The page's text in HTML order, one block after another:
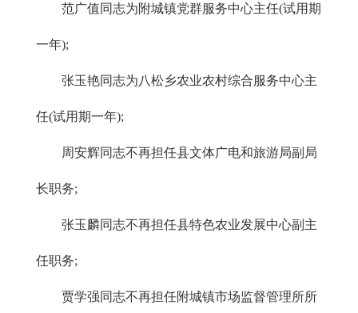
范广值同志为附城镇党群服务中心主任(试用期
一年);
张玉艳同志为八松乡农业农村综合服务中心主
任(试用期一年);
周安辉同志不再担任县文体广电和旅游局副局
长职务;
张玉麟同志不再担任县特色农业发展中心副主
任职务;
贾学强同志不再担任附城镇市场监督管理所所